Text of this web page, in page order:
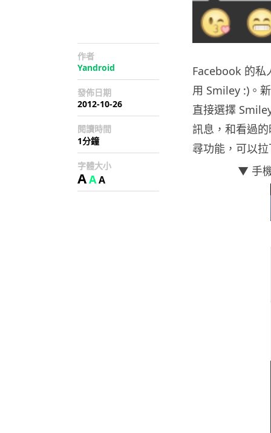
作者
Yandroid
發佈日期
2012-10-26
閱讀時間
1分鐘
字體大小
AAA
Facebook 的私
用 Smiley :)。
直接選擇
訊息，和看過
尋功能，可以
▼ 手